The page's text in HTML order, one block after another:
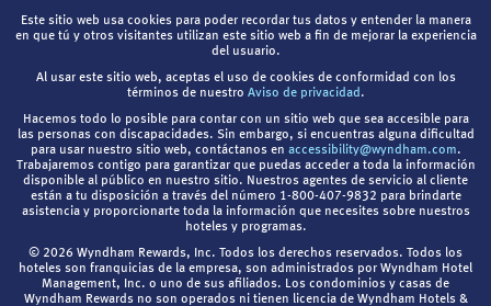
Este sitio web usa cookies para poder recordar tus datos y entender la manera
en que tú y otros visitantes utilizan este sitio web a fin de mejorar la experiencia
del usuario.
Al usar este sitio web, aceptas el uso de cookies de conformidad con los
términos de nuestro Aviso de privacidad .
Hacemos todo lo posible para contar con un sitio web que sea accesible para
las personas con discapacidades. Sin embargo, si encuentras alguna dificultad
para usar nuestro sitio web, contáctanos en accessibility@wyndham.com.
Trabajaremos contigo para garantizar que puedas acceder a toda la información
disponible al público en nuestro sitio. Nuestros agentes de servicio al cliente
están a tu disposición a través del número 1-800-407-9832 para brindarte
asistencia y proporcionarte toda la información que necesites sobre nuestros
hoteles y programas.
© 2026 Wyndham Rewards, Inc. Todos los derechos reservados. Todos los
hoteles son franquicias de la empresa, son administrados por Wyndham Hotel
Management, Inc. o uno de sus afiliados. Los condominios y casas de
Wyndham Rewards no son operados ni tienen licencia de Wyndham Hotels &